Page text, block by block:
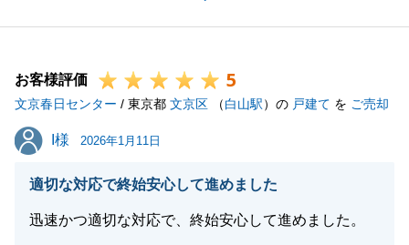
ご指摘頂きました内容につきましてはこちらの配慮が
頂戴したお言葉を真摯に受け止め、改善してまいりま
す。
お取引きは完了しておりますが何かございましたらお
気軽にお問合せください。
どうぞこれからも宜しくお願い申し上げます。
お客様評価 5
文京春日センター / 東京都 文京区 （白山駅）の 戸建て を ご売却
I様
I様 2026年1月11日
適切な対応で終始安心して進めました
迅速かつ適切な対応で、終始安心して進めました。